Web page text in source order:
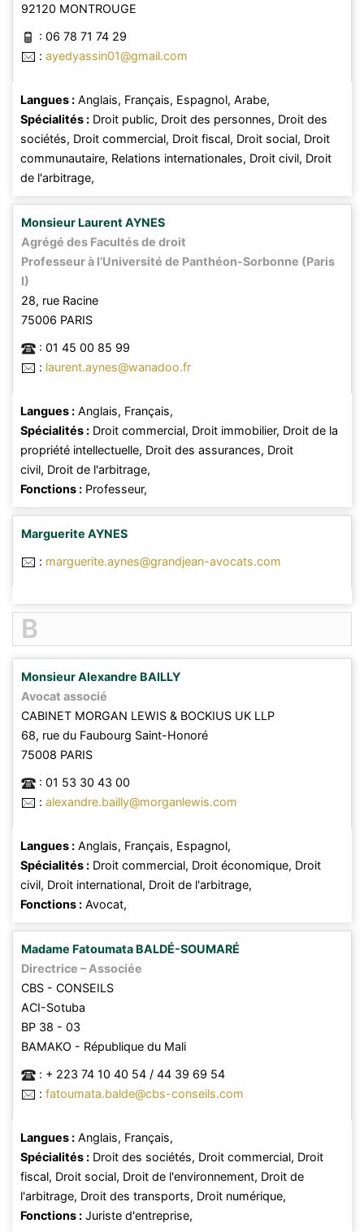
92120 MONTROUGE
: 06 78 71 74 29
: ayedyassin01@gmail.com
Langues : Anglais, Français, Espagnol, Arabe,
Spécialités : Droit public, Droit des personnes, Droit des
sociétés, Droit commercial, Droit fiscal, Droit social, Droit
communautaire, Relations internationales, Droit civil, Droit
de l'arbitrage,
Monsieur Laurent AYNES
Agrégé des Facultés de droit
Professeur à l’Université de Panthéon-Sorbonne (Paris
I)
28, rue Racine
75006 PARIS
: 01 45 00 85 99
: laurent.aynes@wanadoo.fr
Langues : Anglais, Français,
Spécialités : Droit commercial, Droit immobilier, Droit de la
propriété intellectuelle, Droit des assurances, Droit
civil, Droit de l'arbitrage,
Fonctions : Professeur,
Marguerite AYNES
: marguerite.aynes@grandjean-avocats.com
B
MonsieurAlexandre BAILLY
Avocat associé
CABINET MORGAN LEWIS & BOCKIUS UK LLP
68, rue du Faubourg Saint-Honoré
75008 PARIS
: 01 53 30 43 00
: alexandre.bailly@morganlewis.com
Langues : Anglais, Français, Espagnol,
Spécialités : Droit commercial, Droit économique, Droit
civil, Droit international, Droit de l'arbitrage,
Fonctions : Avocat,
Madame Fatoumata BALDÉ-SOUMARÉ
Directrice – Associée
CBS - CONSEILS
ACI-Sotuba
BP 38 - 03
BAMAKO - République du Mali
: + 223 74 10 40 54 / 44 39 69 54
: fatoumata.balde@cbs-conseils.com
Langues : Anglais, Français,
Spécialités : Droit des sociétés, Droit commercial, Droit
fiscal, Droit social, Droit de l'environnement, Droit de
l'arbitrage, Droit des transports, Droit numérique,
Fonctions : Juriste d'entreprise,